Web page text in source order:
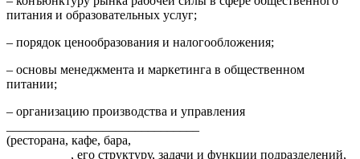
питания и образовательных услуг;
– порядок ценообразования и налогообложения;
– основы менеджмента и маркетинга в общественном
питании;
– организацию производства и управления
(ресторана, кафе, бара,
__________, его структуру, задачи и функции подразделений,